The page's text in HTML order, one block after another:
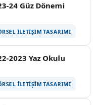
24 Güz Dönemi
İLETIŞIM TASARIMI
2023 Yaz Okulu
İLETIŞIM TASARIMI